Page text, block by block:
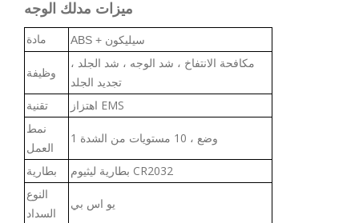
ميزات مدلك الوجه
مادة ABS + سيليكون
وظيفة
مكافحة الانتفاخ ، شد الوجه ، شد الجلد ،
تجديد الجلد
تقنية
اهتزاز EMS
نمط
1 وضع ، 10 مستويات من الشدة
بطارية ليثيوم CR2032
النوع
السداد
يو اس بي